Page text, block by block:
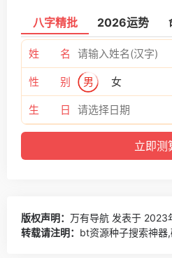
八字精批 2026运势
姓 名
性 别 男 女
生 日
版权声明： 万有导航 发表于 2023
转载请注明： bt资源种子搜索神器,